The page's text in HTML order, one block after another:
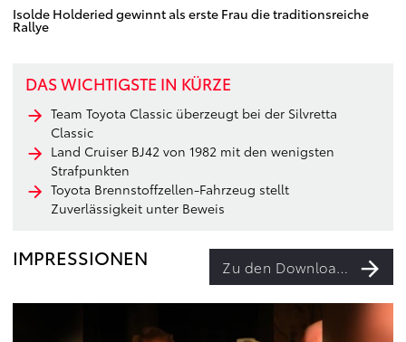
Isolde Holderied gewinnt als erste Frau die traditionsreiche
Rallye
DAS WICHTIGSTE IN KÜRZE
Team Toyota Classic überzeugt bei der Silvretta
Classic
Land Cruiser BJ42 von 1982 mit den wenigsten
Strafpunkten
Toyota Brennstoffzellen-Fahrzeug stellt
Zuverlässigkeit unter Beweis
IMPRESSIONEN Zu den Downloads